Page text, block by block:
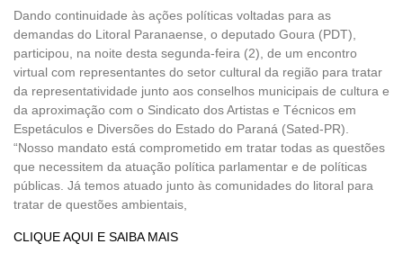
Dando continuidade às ações políticas voltadas para as
demandas do Litoral Paranaense, o deputado Goura (PDT),
participou, na noite desta segunda-feira (2), de um encontro
virtual com representantes do setor cultural da região para tratar
da representatividade junto aos conselhos municipais de cultura e
da aproximação com o Sindicato dos Artistas e Técnicos em
Espetáculos e Diversões do Estado do Paraná (Sated-PR).
“Nosso mandato está comprometido em tratar todas as questões
que necessitem da atuação política parlamentar e de políticas
públicas. Já temos atuado junto às comunidades do litoral para
tratar de questões ambientais,
CLIQUE AQUI E SAIBA MAIS